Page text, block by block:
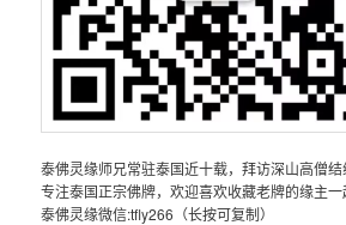
泰佛灵缘师兄常驻泰国近十载，拜访深山高僧结
专注泰国正宗佛牌，欢迎喜欢收藏老牌的缘主
泰佛灵缘微信:tfly266（长按可复制）